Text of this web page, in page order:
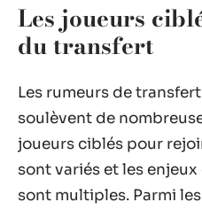
Les joueurs
du transfert
Les rumeurs de
soulèvent de
joueurs ciblés pour
sont variés et les
sont multiples. Parmi